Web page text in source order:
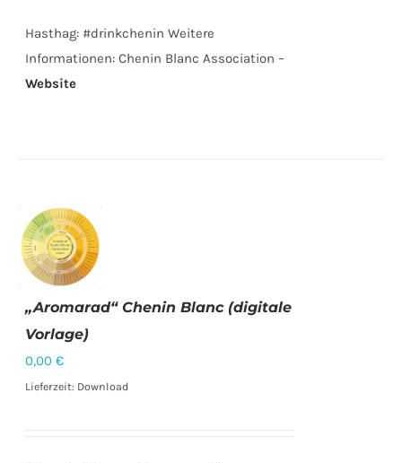
Hasthag: #drinkchenin Weitere
Informationen: Chenin Blanc Association –
Website
DETAILS
„Aromarad“ Chenin Blanc (digitale
Vorlage)
0,00€
Lieferzeit: Download